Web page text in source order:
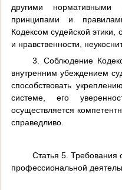
другими
принципами и
Кодексом судейской
и нравственности,
3. Соблюдение
внутренним убеждением
способствовать
системе, его
осуществляется
справедливо.
Статья 5. Требования
профессиональной